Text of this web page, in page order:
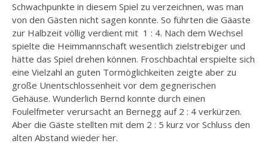
Schwachpunkte in diesem Spiel zu verzeichnen, was man
von den Gästen nicht sagen konnte. So führten die Gäaste
zur Halbzeit völlig verdient mit 1 : 4. Nach dem Wechsel
spielte die Heimmannschaft wesentlich zielstrebiger und
hätte das Spiel drehen können. Froschbachtal erspielte sich
eine Vielzahl an guten Tormöglichkeiten zeigte aber zu
große Unentschlossenheit vor dem gegnerischen
Gehäuse. Wunderlich Bernd konnte durch einen
Foulelfmeter verursacht an Bernegg auf 2 : 4 verkürzen.
Aber die Gäste stellten mit dem 2 : 5 kurz vor Schluss den
alten Abstand wieder her.